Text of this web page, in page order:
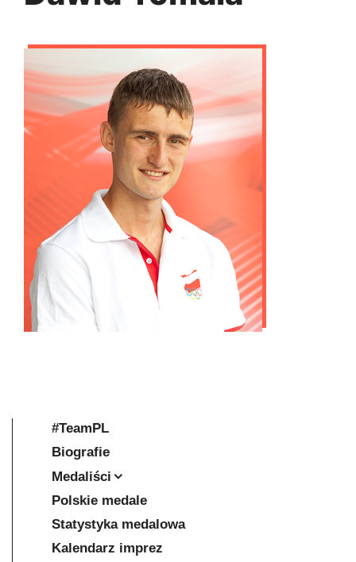
#TeamPL
Biografie
Medaliści
Polskie medale
Statystyka medalowa
Kalendarz imprez